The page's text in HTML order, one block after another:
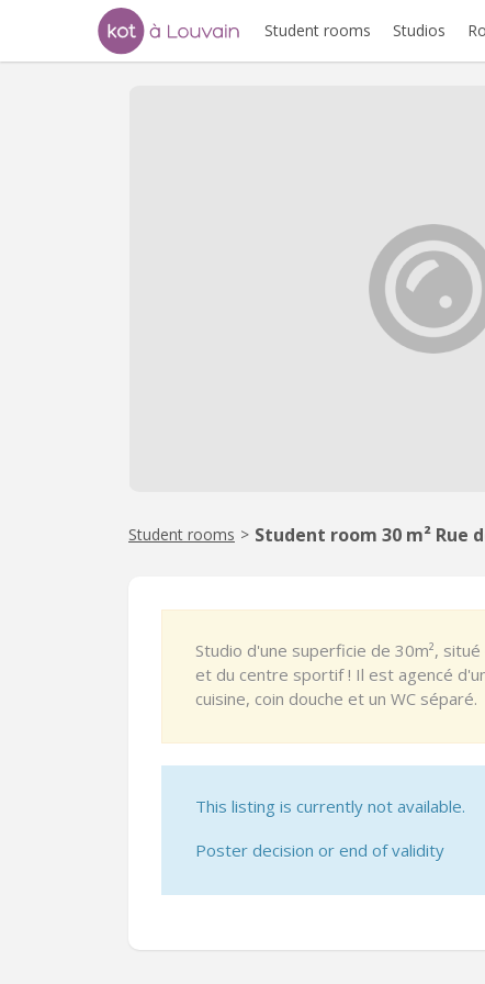
Student rooms Studios
Student rooms > Student room 30 m² Rue
Studio d'une superficie de 30m²,
et du centre sportif ! Il est agencé
cuisine, coin douche et un WC séparé.
This listing is currently not available.
Poster decision or end of validity